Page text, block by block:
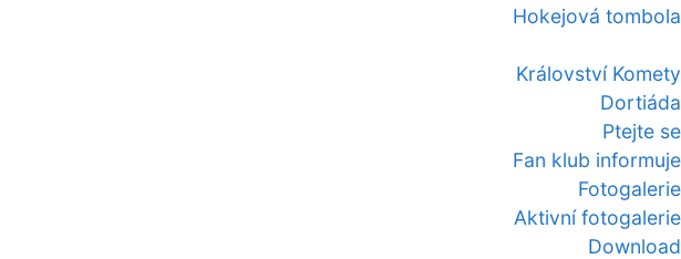
Hokejová tombola
Království Komety
Dortiáda
Ptejte se
Fan klub informuje
Fotogalerie
Aktivní fotogalerie
Download